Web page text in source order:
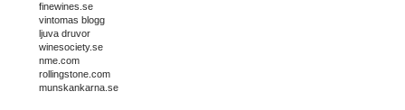
finewines.se
vintomas blogg
ljuva druvor
winesociety.se
nme.com
rollingstone.com
munskankarna.se